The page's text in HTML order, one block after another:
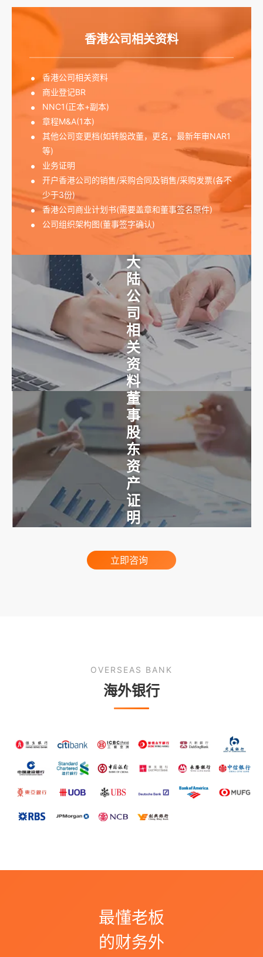
香港公司相关资料
香港公司相关资料
商业登记BR
NNC1(正本+副本)
章程M&A(1本)
其他公司变更档(如转股改董，更名，最新年审NAR1
等)
业务证明
开户香港公司的销售/采购合同及销售/采购发票(各不
少于3份)
香港公司商业计划书(需要盖章和董事签名原件)
公司组织架构图(董事签字确认)
大陆公司相关资料
董事股东资产证明
立即咨询
OVERSEAS BANK
海外银行
最懂老板
的财务外